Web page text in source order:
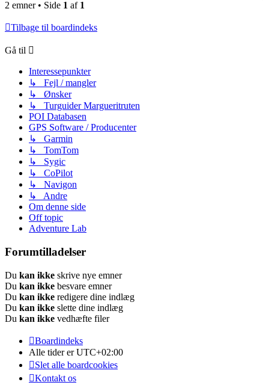
2 emner • Side 1 af 1
Tilbage til boardindeks
Gå til
Interessepunkter
↳ Fejl / mangler
↳ Ønsker
↳ Turguider Margueritruten
POI Databasen
GPS Software / Producenter
↳ Garmin
↳ TomTom
↳ Sygic
↳ CoPilot
↳ Navigon
↳ Andre
Om denne side
Off topic
Adventure Lab
Forumtilladelser
Du kan ikke skrive nye emner
Du kan ikke besvare emner
Du kan ikke redigere dine indlæg
Du kan ikke slette dine indlæg
Du kan ikke vedhæfte filer
Boardindeks
Alle tider erUTC+02:00
Slet alle boardcookies
Kontakt os